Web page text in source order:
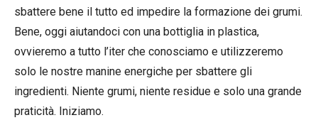
sbattere bene il tutto ed impedire la formazione dei grumi.
Bene, oggi aiutandoci con una bottiglia in plastica,
ovvieremo a tutto l’iter che conosciamo e utilizzeremo
solo le nostre manine energiche per sbattere gli
ingredienti. Niente grumi, niente residue e solo una grande
praticità. Iniziamo.